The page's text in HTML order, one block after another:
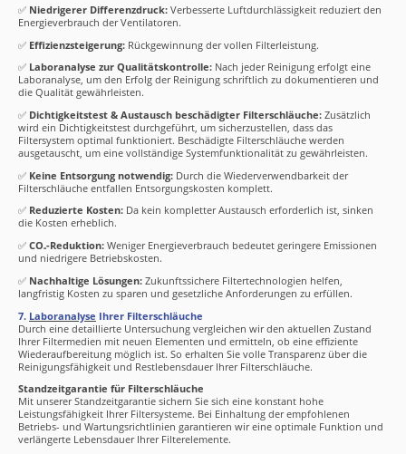
✅ Niedrigerer Differenzdruck: Verbesserte Luftdurchlässigkeit reduziert den
Energieverbrauch der Ventilatoren.
✅ Effizienzsteigerung: Rückgewinnung der vollen Filterleistung.
✅ Laboranalyse zur Qualitätskontrolle: Nach jeder Reinigung erfolgt eine
Laboranalyse, um den Erfolg der Reinigung schriftlich zu dokumentieren und
die Qualität gewährleisten.
✅ Dichtigkeitstest & Austausch beschädigter Filterschläuche: Zusätzlich
wird ein Dichtigkeitstest durchgeführt, um sicherzustellen, dass das
Filtersystem optimal funktioniert. Beschädigte Filterschläuche werden
ausgetauscht, um eine vollständige Systemfunktionalität zu gewährleisten.
✅ Keine Entsorgung notwendig: Durch die Wiederverwendbarkeit der
Filterschläuche entfallen Entsorgungskosten komplett.
✅ Reduzierte Kosten: Da kein kompletter Austausch erforderlich ist, sinken
die Kosten erheblich.
✅ CO₂-Reduktion: Weniger Energieverbrauch bedeutet geringere Emissionen
und niedrigere Betriebskosten.
✅ Nachhaltige Lösungen: Zukunftssichere Filtertechnologien helfen,
langfristig Kosten zu sparen und gesetzliche Anforderungen zu erfüllen.
7. Laboranalyse Ihrer Filterschläuche
Durch eine detaillierte Untersuchung vergleichen wir den aktuellen Zustand
Ihrer Filtermedien mit neuen Elementen und ermitteln, ob eine effiziente
Wiederaufbereitung möglich ist. So erhalten Sie volle Transparenz über die
Reinigungsfähigkeit und Restlebensdauer Ihrer Filterschläuche.
Standzeitgarantie für Filterschläuche
Mit unserer Standzeitgarantie sichern Sie sich eine konstant hohe
Leistungsfähigkeit Ihrer Filtersysteme. Bei Einhaltung der empfohlenen
Betriebs- und Wartungsrichtlinien garantieren wir eine optimale Funktion und
verlängerte Lebensdauer Ihrer Filterelemente.